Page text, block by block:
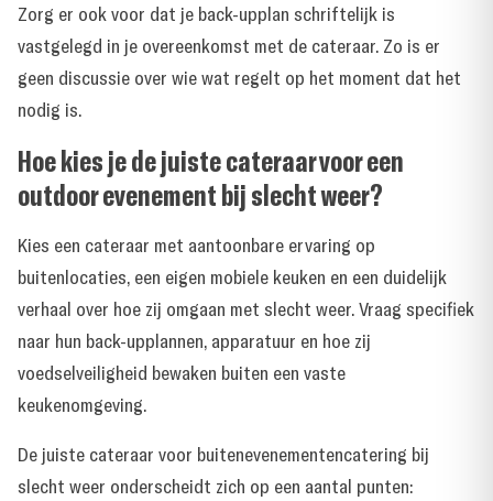
Zorg er ook voor dat je back-upplan schriftelijk is
vastgelegd in je overeenkomst met de cateraar. Zo is er
geen discussie over wie wat regelt op het moment dat het
nodig is.
Hoe kies je de juiste cateraar voor een
outdoor evenement bij slecht weer?
Kies een cateraar met aantoonbare ervaring op
buitenlocaties, een eigen mobiele keuken en een duidelijk
verhaal over hoe zij omgaan met slecht weer. Vraag specifiek
naar hun back-upplannen, apparatuur en hoe zij
voedselveiligheid bewaken buiten een vaste
keukenomgeving.
De juiste cateraar voor buitenevenementencatering bij
slecht weer onderscheidt zich op een aantal punten: